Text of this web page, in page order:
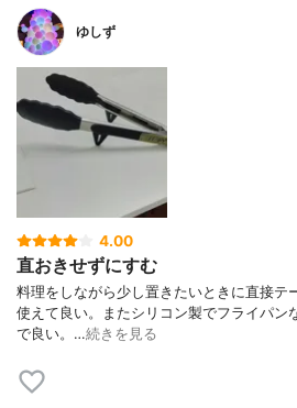
ゆしず
4.00
直おきせずにすむ
料理をしながら少し置きたいときに直接テ
使えて良い。またシリコン製でフライパン
で良い。…続きを見る